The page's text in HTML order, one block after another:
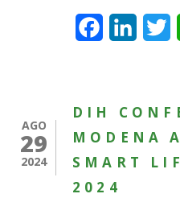
Facebook
AGO
29
2024
DIH
MODENA
SMART
2024